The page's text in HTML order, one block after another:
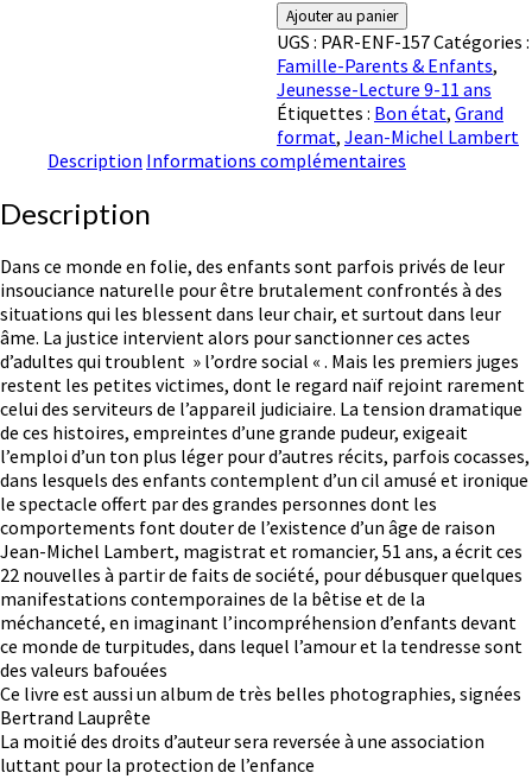
quantité
de
Regards
innocents
Ajouter au panier
UGS : PAR-ENF-157Catégories :
Famille-Parents & Enfants,
Jeunesse-Lecture 9-11 ans
Étiquettes : Bon état, Grand
format, Jean-Michel Lambert
Description Informations complémentaires
Description
Dans ce monde en folie, des enfants sont parfois privés de leur
insouciance naturelle pour être brutalement confrontés à des
situations qui les blessent dans leur chair, et surtout dans leur
âme. La justice intervient alors pour sanctionner ces actes
d’adultes qui troublent » l’ordre social « . Mais les premiers juges
restent les petites victimes, dont le regard naïf rejoint rarement
celui des serviteurs de l’appareil judiciaire. La tension dramatique
de ces histoires, empreintes d’une grande pudeur, exigeait
l’emploi d’un ton plus léger pour d’autres récits, parfois cocasses,
dans lesquels des enfants contemplent d’un cil amusé et ironique
le spectacle offert par des grandes personnes dont les
comportements font douter de l’existence d’un âge de raison
Jean-Michel Lambert, magistrat et romancier, 51 ans, a écrit ces
22 nouvelles à partir de faits de société, pour débusquer quelques
manifestations contemporaines de la bêtise et de la
méchanceté, en imaginant l’incompréhension d’enfants devant
ce monde de turpitudes, dans lequel l’amour et la tendresse sont
des valeurs bafouées
Ce livre est aussi un album de très belles photographies, signées
Bertrand Lauprête
La moitié des droits d’auteur sera reversée à une association
luttant pour la protection de l’enfance